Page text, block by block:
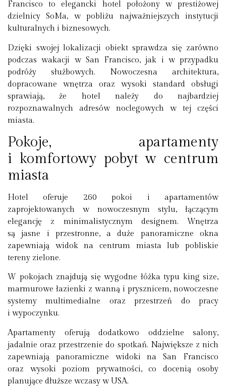
Francisco to elegancki hotel położony w prestiżowej
dzielnicy SoMa, w pobliżu najważniejszych instytucji
kulturalnych i biznesowych.
Dzięki swojej lokalizacji obiekt sprawdza się zarówno
podczas wakacji w San Francisco, jak i w przypadku
podróży służbowych. Nowoczesna architektura,
dopracowane wnętrza oraz wysoki standard obsługi
sprawiają, że hotel należy do najbardziej
rozpoznawalnych adresów noclegowych w tej części
miasta.
Pokoje, apartamenty
i komfortowy pobyt w centrum
miasta
Hotel oferuje 260 pokoi i apartamentów
zaprojektowanych w nowoczesnym stylu, łączącym
elegancję z minimalistycznym designem. Wnętrza
są jasne i przestronne, a duże panoramiczne okna
zapewniają widok na centrum miasta lub pobliskie
tereny zielone.
W pokojach znajdują się wygodne łóżka typu king size,
marmurowe łazienki z wanną i prysznicem, nowoczesne
systemy multimedialne oraz przestrzeń do pracy
i wypoczynku.
Apartamenty oferują dodatkowo oddzielne salony,
jadalnie oraz przestrzenie do spotkań. Największe z nich
zapewniają panoramiczne widoki na San Francisco
oraz wysoki poziom prywatności, co docenią osoby
planujące dłuższe wczasy w USA.